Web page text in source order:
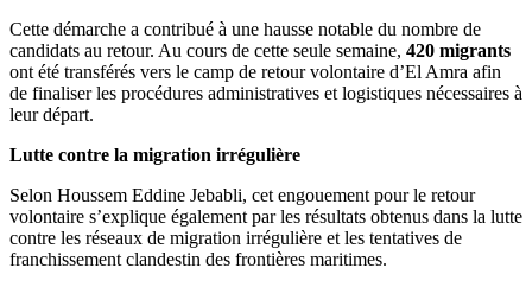
Cette démarche a contribué à une hausse notable du nombre de
candidats au retour. Au cours de cette seule semaine, 420 migrants
ont été transférés vers le camp de retour volontaire d’El Amra afin
de finaliser les procédures administratives et logistiques nécessaires à
leur départ.
Lutte contre la migration irrégulière
Selon Houssem Eddine Jebabli, cet engouement pour le retour
volontaire s’explique également par les résultats obtenus dans la lutte
contre les réseaux de migration irrégulière et les tentatives de
franchissement clandestin des frontières maritimes.